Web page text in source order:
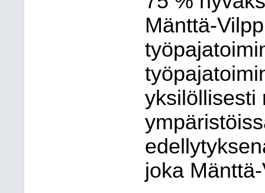
Mänttä-
yksilöllisesti
joka